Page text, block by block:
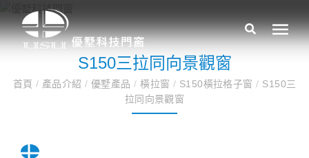
S150三拉同向景觀窗
首頁 / 產品介紹/ 優墅產品/ 橫拉窗 / S150橫拉格子窗/ S150三
拉同向景觀窗